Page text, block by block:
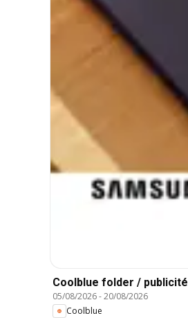
Coolblue folder / publicité
05/08/2026-20/08/2026
Coolblue